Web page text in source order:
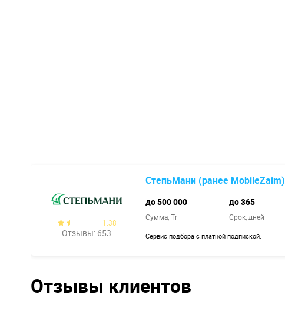
1.38
Отзывы: 653
СтепьМани (ранее MobileZaim)
до 500 000
Сумма, Tr
до 365
Срок, дней
Сервис подбора с платной подпиской.
Отзывы клиентов